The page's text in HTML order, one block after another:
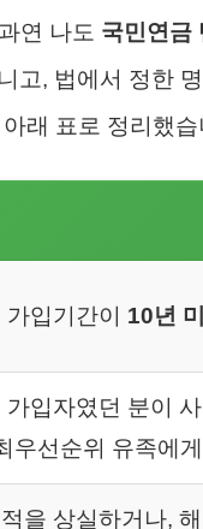
연 나도 국민연금
고, 법에서 정한
래 표로 정리했습
입기간이 10년
입자였던 분이
우선순위 유족에
을 상실하거나,